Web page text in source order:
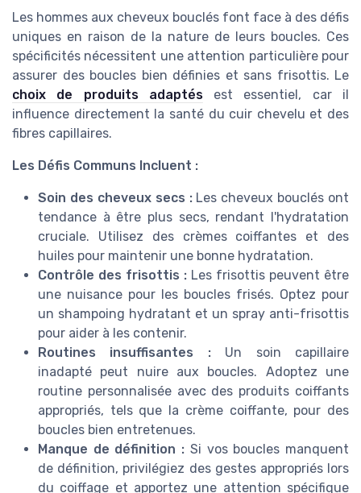
Les hommes aux cheveux bouclés font face à des défis
uniques en raison de la nature de leurs boucles. Ces
spécificités nécessitent une attention particulière pour
assurer des boucles bien définies et sans frisottis. Le
choix de produits adaptésest essentiel, car il
influence directement la santé du cuir chevelu et des
fibres capillaires.
Les Défis Communs Incluent :
Soin des cheveux secs :Les cheveux bouclés ont
tendance à être plus secs, rendant l'hydratation
cruciale. Utilisez des crèmes coiffantes et des
huiles pour maintenir une bonne hydratation.
Contrôle des frisottis : Les frisottis peuvent être
une nuisance pour les boucles frisés. Optez pour
un shampoing hydratant et un spray anti-frisottis
pour aider à les contenir.
Routines insuffisantes :Un soin capillaire
inadapté peut nuire aux boucles. Adoptez une
routine personnalisée avec des produits coiffants
appropriés, tels que la crème coiffante, pour des
boucles bien entretenues.
Manque de définition : Si vos boucles manquent
de définition, privilégiez des gestes appropriés lors
du coiffage et apportez une attention spécifique